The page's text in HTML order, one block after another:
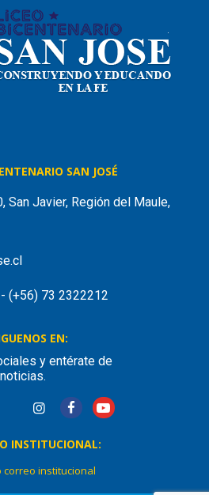
SAN JOSÉ
San Javier, Región del Maule,
(+56) 73 2322212
EN:
y entérate de
INSTITUCIONAL:
correo institucional